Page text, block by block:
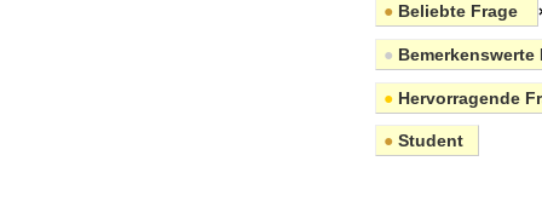
● Beliebte Frage
● Bemerkenswerte
● Hervorragende
● Student